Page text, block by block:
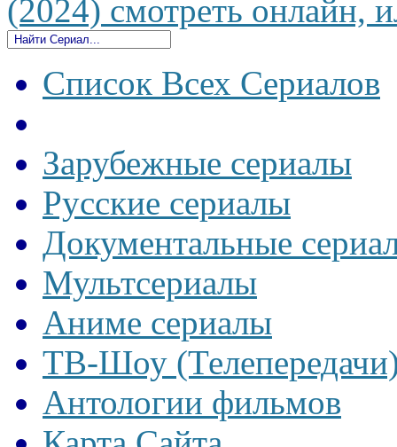
(2024) смотреть онлайн,
Список Всех Сериалов
Зарубежные сериалы
Русские сериалы
Документальные
Мультсериалы
Аниме сериалы
ТВ-Шоу
Антологии фильмов